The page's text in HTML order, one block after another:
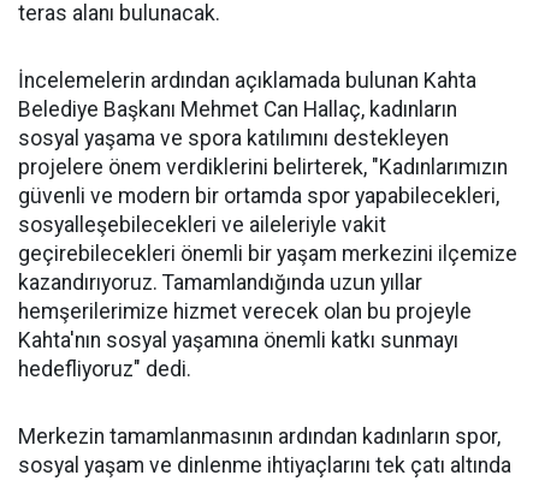
teras alanı bulunacak.
İncelemelerin ardından açıklamada bulunan Kahta
Belediye Başkanı Mehmet Can Hallaç, kadınların
sosyal yaşama ve spora katılımını destekleyen
projelere önem verdiklerini belirterek, "Kadınlarımızın
güvenli ve modern bir ortamda spor yapabilecekleri,
sosyalleşebilecekleri ve aileleriyle vakit
geçirebilecekleri önemli bir yaşam merkezini ilçemize
kazandırıyoruz. Tamamlandığında uzun yıllar
hemşerilerimize hizmet verecek olan bu projeyle
Kahta'nın sosyal yaşamına önemli katkı sunmayı
hedefliyoruz" dedi.
Merkezin tamamlanmasının ardından kadınların spor,
sosyal yaşam ve dinlenme ihtiyaçlarını tek çatı altında